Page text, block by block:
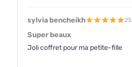
sylvia bencheikh
Super beaux
Joli coffret pour ma petite-fille